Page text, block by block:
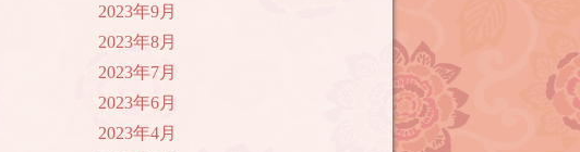
2023年9月
2023年8月
2023年7月
2023年6月
2023年4月